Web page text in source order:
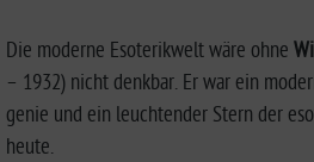
Die moderne Esoterikwelt wäre ohne
– 1932) nicht denkbar. Er war ein
genie und ein leuchtender Stern der
heute.